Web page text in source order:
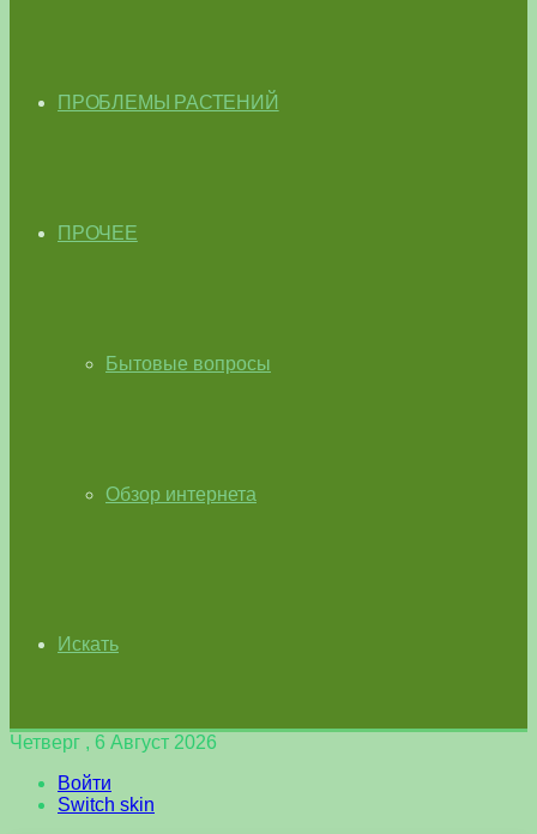
ПРОБЛЕМЫ РАСТЕНИЙ
ПРОЧЕЕ
Бытовые вопросы
Обзор интернета
Искать
Четверг , 6 Август 2026
Войти
Switch skin